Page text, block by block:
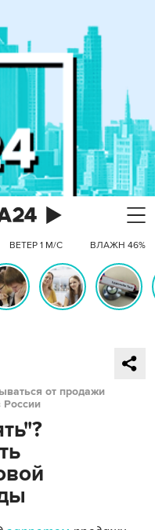
ВЕТЕР 1 М/С ВЛАЖН 46%
от продажи
России